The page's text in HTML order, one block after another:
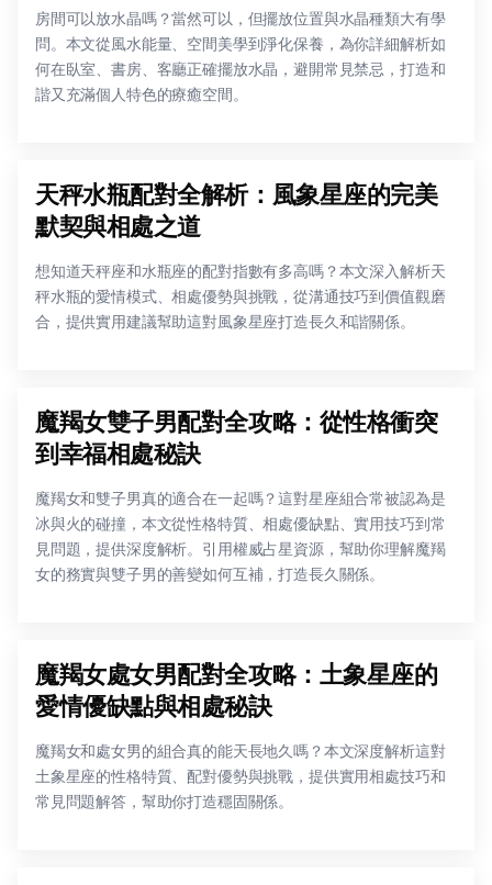
房間可以放水晶嗎？當然可以，但擺放位置與水晶種類大有學
問。本文從風水能量、空間美學到淨化保養，為你詳細解析如
何在臥室、書房、客廳正確擺放水晶，避開常見禁忌，打造和
諧又充滿個人特色的療癒空間。
天秤水瓶配對全解析：風象星座的完美
默契與相處之道
想知道天秤座和水瓶座的配對指數有多高嗎？本文深入解析天
秤水瓶的愛情模式、相處優勢與挑戰，從溝通技巧到價值觀磨
合，提供實用建議幫助這對風象星座打造長久和諧關係。
魔羯女雙子男配對全攻略：從性格衝突
到幸福相處秘訣
魔羯女和雙子男真的適合在一起嗎？這對星座組合常被認為是
冰與火的碰撞，本文從性格特質、相處優缺點、實用技巧到常
見問題，提供深度解析。引用權威占星資源，幫助你理解魔羯
女的務實與雙子男的善變如何互補，打造長久關係。
魔羯女處女男配對全攻略：土象星座的
愛情優缺點與相處秘訣
魔羯女和處女男的組合真的能天長地久嗎？本文深度解析這對
土象星座的性格特質、配對優勢與挑戰，提供實用相處技巧和
常見問題解答，幫助你打造穩固關係。